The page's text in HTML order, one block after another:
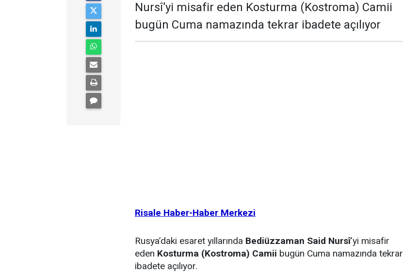
Nursî’yi misafir eden Kosturma (Kostroma) Camii
bugün Cuma namazında tekrar ibadete açılıyor
Risale Haber-Haber Merkezi
Rusya’daki esaret yıllarında Bediüzzaman Said Nursî’yi misafir
eden Kosturma (Kostroma) Camii bugün Cuma namazında tekrar
ibadete açılıyor.